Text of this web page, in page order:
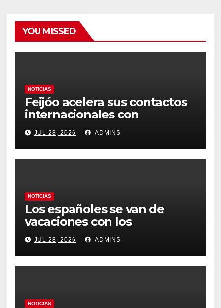
YOU MISSED
NOTICIAS
Feijóo acelera sus contactos
internacionales con
Latinoamérica como socio
prioritario en su agenda de
gobierno
JUL 28, 2026 ADMINS
NOTICIAS
Los españoles se van de
vacaciones con los
carburantes hasta un 21%
más caros que el año pasado
y los hoteles disparados
JUL 28, 2026 ADMINS
NOTICIAS